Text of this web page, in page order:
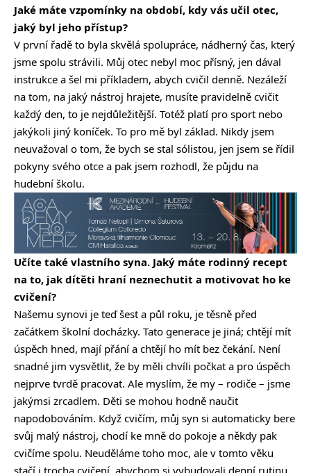
Jaké máte vzpomínky na období, kdy vás učil otec,
jaký byl jeho přístup?
V první řadě to byla skvělá spolupráce, nádherný čas, který
jsme spolu strávili. Můj otec nebyl moc přísný, jen dával
instrukce a šel mi příkladem, abych cvičil denně. Nezáleží
na tom, na jaký nástroj hrajete, musíte pravidelně cvičit
každý den, to je nejdůležitější. Totéž platí pro sport nebo
jakýkoli jiný koníček. To pro mě byl základ. Nikdy jsem
neuvažoval o tom, že bych se stal sólistou, jen jsem se řídil
pokyny svého otce a pak jsem rozhodl, že půjdu na
hudební školu.
Učíte také vlastního syna. Jaký máte rodinný recept
na to, jak dítěti hraní neznechutit a motivovat ho ke
cvičení?
Našemu synovi je teď šest a půl roku, je těsně před
začátkem školní docházky. Tato generace je jiná; chtějí mít
úspěch hned, mají přání a chtějí ho mít bez čekání. Není
snadné jim vysvětlit, že by měli chvíli počkat a pro úspěch
nejprve tvrdě pracovat. Ale myslím, že my – rodiče – jsme
jakýmsi zrcadlem. Děti se mohou hodně naučit
napodobováním. Když cvičím, můj syn si automaticky bere
svůj malý nástroj, chodí ke mně do pokoje a někdy pak
cvičíme spolu. Neuděláme toho moc, ale v tomto věku